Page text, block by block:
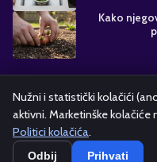
Kako
Alati i kalkulatori
Nužni i statistički kolačići
aktivni. Marketinške
Politici kolačića.
Odbij Prihvati